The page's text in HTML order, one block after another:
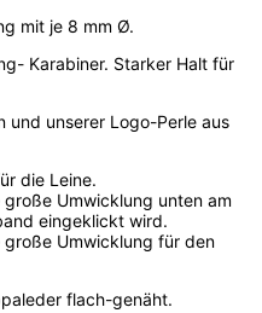
mit je 8 mm Ø.
Karabiner. Starker Halt für
und unserer Logo-Perle aus
die Leine.
Umwicklung unten am
eingeklickt wird.
große Umwicklung für den
flach-genäht.